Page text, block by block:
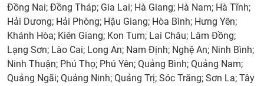
Đồng Nai; Đồng Tháp; Gia Lai; Hà Giang; Hà Nam; Hà Tĩnh;
Hải Dương; Hải Phòng; Hậu Giang; Hòa Bình; Hưng Yên;
Khánh Hòa; Kiên Giang; Kon Tum; Lai Châu; Lâm Đồng;
Lạng Sơn; Lào Cai; Long An; Nam Định; Nghệ An; Ninh Bình;
Ninh Thuận; Phú Thọ; Phú Yên; Quảng Bình; Quảng Nam;
Quảng Ngãi; Quảng Ninh; Quảng Trị; Sóc Trăng; Sơn La; Tây